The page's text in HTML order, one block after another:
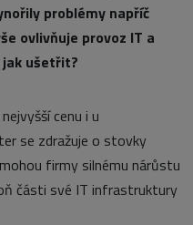
problémy napříč
ovlivňuje provoz IT a
ušetřit?
cenu i u
se zdražuje o stovky
firmy silnému nárůstu
části své IT infrastruktury